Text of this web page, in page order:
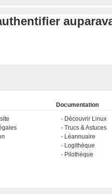
Documentation
Découvrir Linux
Trucs & Astuces
Léannuaire
Logithèque
Pilothèque